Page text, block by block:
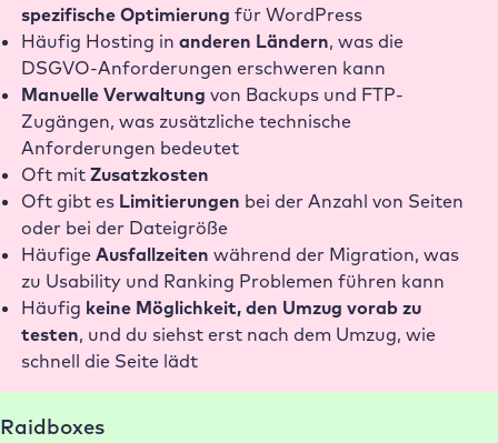
spezifische Optimierung für WordPress
Häufig Hosting in anderen Ländern, was die
DSGVO-Anforderungen erschweren kann
Manuelle Verwaltung von Backups und FTP-
Zugängen, was zusätzliche technische
Anforderungen bedeutet
Oft mit Zusatzkosten
Oft gibt es Limitierungen bei der Anzahl von Seiten
oder bei der Dateigröße
Häufige Ausfallzeiten während der Migration, was
zu Usability und Ranking Problemen führen kann
Häufig keine Möglichkeit, den Umzug vorab zu
testen, und du siehst erst nach dem Umzug, wie
schnell die Seite lädt
Raidboxes